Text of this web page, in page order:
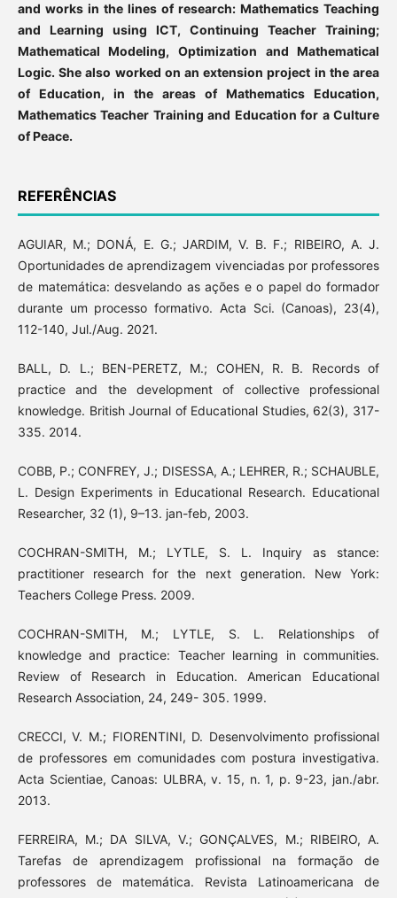
and works in the lines of research: Mathematics Teaching
and Learning using ICT, Continuing Teacher Training;
Mathematical Modeling, Optimization and Mathematical
Logic. She also worked on an extension project in the area
of Education, in the areas of Mathematics Education,
Mathematics Teacher Training and Education for a Culture
of Peace.
REFERÊNCIAS
AGUIAR, M.; DONÁ, E. G.; JARDIM, V. B. F.; RIBEIRO, A. J.
Oportunidades de aprendizagem vivenciadas por professores
de matemática: desvelando as ações e o papel do formador
durante um processo formativo. Acta Sci. (Canoas), 23(4),
112-140, Jul./Aug. 2021.
BALL, D. L.; BEN-PERETZ, M.; COHEN, R. B. Records of
practice and the development of collective professional
knowledge. British Journal of Educational Studies, 62(3), 317-
335. 2014.
COBB, P.; CONFREY, J.; DISESSA, A.; LEHRER, R.; SCHAUBLE,
L. Design Experiments in Educational Research. Educational
Researcher, 32 (1), 9–13. jan-feb, 2003.
COCHRAN-SMITH, M.; LYTLE, S. L. Inquiry as stance:
practitioner research for the next generation. New York:
Teachers College Press. 2009.
COCHRAN-SMITH, M.; LYTLE, S. L. Relationships of
knowledge and practice: Teacher learning in communities.
Review of Research in Education. American Educational
Research Association, 24, 249- 305. 1999.
CRECCI, V. M.; FIORENTINI, D. Desenvolvimento profissional
de professores em comunidades com postura investigativa.
Acta Scientiae, Canoas: ULBRA, v. 15, n. 1, p. 9-23, jan./abr.
2013.
FERREIRA, M.; DA SILVA, V.; GONÇALVES, M.; RIBEIRO, A.
Tarefas de aprendizagem profissional na formação de
professores de matemática. Revista Latinoamericana de